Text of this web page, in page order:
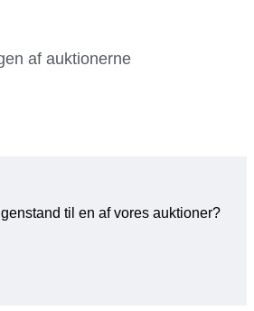
af auktionerne
til en af vores auktioner?